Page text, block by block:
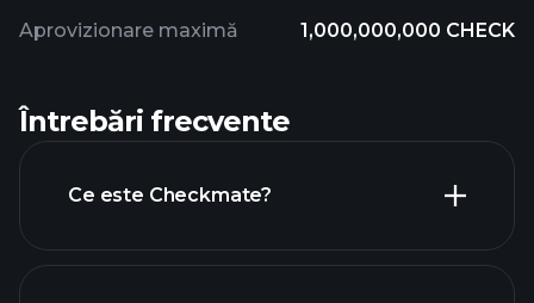
Aprovizionare maximă
1,000,000,000 CHECK
Întrebări frecvente
Ce este Checkmate?